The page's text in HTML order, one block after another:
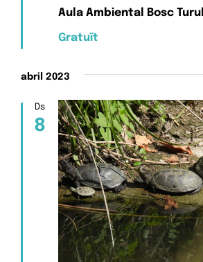
Aula Ambiental Bosc Turull
Gratuït
abril 2023
Ds
8